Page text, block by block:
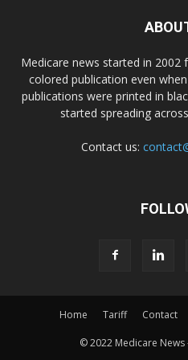
Domagk Smith Labs Pvt
Diya Healthcare Private
Divine Savior Pvt Ltd
Divine Healthcare
Medicare news started in 2002
colored publication even
publications were printed in
started spreading
Contact us:
Home Tariff Contact
© 2022 Medicare News